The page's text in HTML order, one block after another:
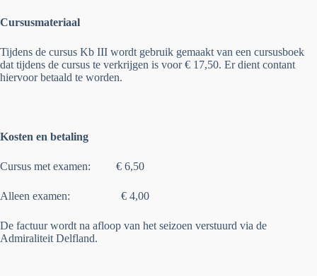
Cursusmateriaal
Tijdens de cursus Kb III wordt gebruik gemaakt van een cursusboek
dat tijdens de cursus te verkrijgen is voor € 17,50. Er dient contant
hiervoor betaald te worden.
Kosten en betaling
Cursus met examen: € 6,50
Alleen examen: € 4,00
De factuur wordt na afloop van het seizoen verstuurd via de
Admiraliteit Delfland.